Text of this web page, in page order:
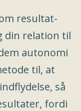
resultat-
din relation til
autonomi
til, at
så
fordi